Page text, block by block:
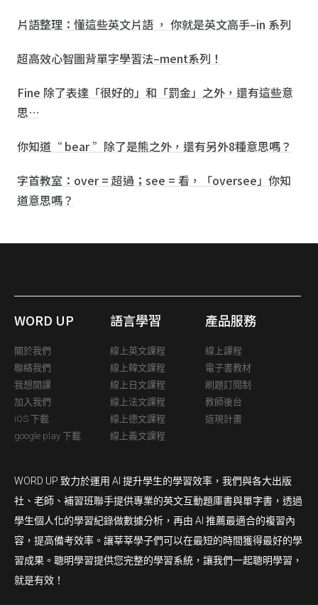
片語整理：懂這些英文片語 ， 你就是英文高手–in 系列
超高效心智圖背單字學習法–ment系列！
Fine 除了表達「很好的」和「罰金」之外，還有這些意
思…
你知道“ bear ”除了是熊之外，還有另外8種意思嗎？
字首教室：over = 超過；see = 看，「oversee」你知
道意思嗎？
WORD UP
關於我們
聯絡我們
我想開課
加入我們
iOS 下載
google play 下載
語言學習
線上英文課程
線上韓文課程
線上日文課程
線上法文課程
線上德文課程
線上義文課程
產品服務
線上課程
電子書教材
刷題訂閱制
教師後台
返現計畫
WORD UP 致力於運用 AI 提升學生的學習效率，我們與各大出版
社、老師、補習班聯手提供專業的英文互動題庫書與單字書，透過
學生個人化的學習紀錄做數據分析，再由 AI 推薦最適合的複習內
容，提高備考效率。讓莘莘學子們可以在最短的時間獲得最好的學
習成果。聰明學習提供您完整的學習系統，讓我們一起聰明學習，
就是有效！